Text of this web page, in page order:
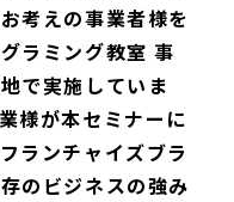
考えの事業者様を
ラミング教室 事
で実施していま
様が本セミナーに
ランチャイズブラ
のビジネスの強み